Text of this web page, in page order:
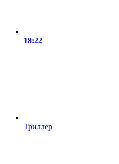
18:22
Триллер